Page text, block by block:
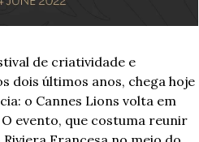
de criatividade e
dois últimos anos, chega hoje
o Cannes Lions volta em
evento, que costuma reunir